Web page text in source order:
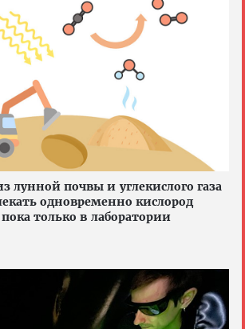
лунной почвы и углекислого газа
одновременно кислород
только в лаборатории